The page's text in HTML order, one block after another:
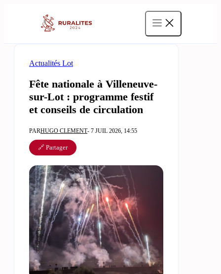
Actualités Lot
Fête nationale à Villeneuve-
sur-Lot : programme festif
et conseils de circulation
PARHUGO CLEMENT- 7 JUIL 2026, 14:55
🔗 Partager